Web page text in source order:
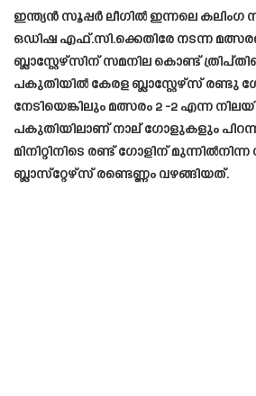
ഇന്ത്യൻ സൂപ്പർ ലീഗിൽ ഇന്നലെ കലിംഗ
ഒഡിഷ എഫ്.സി.ക്കെതിരേ നടന്ന
ബ്ലാസ്റ്റേഴ്സിന് സമനില കൊണ്ട്
പകുതിയിൽ കേരള ബ്ലാസ്റ്റേഴ്‌സ് രണ്ടു
നേടിയെങ്കിലും മത്സരം 2 -2 എന്ന
പകുതിയിലാണ് നാല് ഗോളുകളും
മിനിറ്റിനിടെ രണ്ട് ഗോളിന്
ബ്ലാസ്‌റ്റേഴ്‌സ് രണ്ടെണ്ണം വഴങ്ങിയത്.